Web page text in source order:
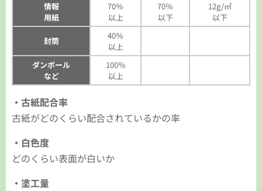
情報
用紙
70％
以上
70％
以下
12g/㎡
以下
封筒
40％
以上
ダンボール
など
100％
以上
・古紙配合率
古紙がどのくらい配合されているかの率
・白色度
どのくらい表面が白いか
・塗工量